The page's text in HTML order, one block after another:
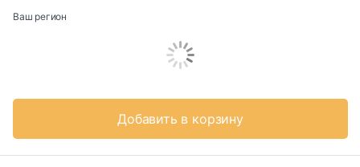
Ваш регион
Добавить в корзину